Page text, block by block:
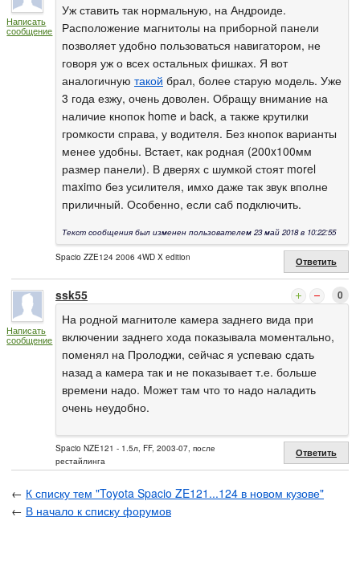
Написать
сообщение
Уж ставить так нормальную, на Андроиде.
Расположение магнитолы на приборной панели
позволяет удобно пользоваться навигатором, не
говоря уж о всех остальных фишках. Я вот
аналогичную такой брал, более старую модель. Уже
3 года езжу, очень доволен. Обращу внимание на
наличие кнопок home и back, а также крутилки
громкости справа, у водителя. Без кнопок варианты
менее удобны. Встает, как родная (200x100мм
размер панели). В дверях с шумкой стоят morel
maximo без усилителя, имхо даже так звук вполне
приличный. Особенно, если саб подключить.
Текст сообщения был изменен пользователем 23 май 2018 в 10:22:55
Spacio ZZE124 2006 4WD X edition Ответить
Написать
сообщение
ssk55 0
На родной магнитоле камера заднего вида при
включении заднего хода показывала моментально,
поменял на Пролоджи, сейчас я успеваю сдать
назад а камера так и не показывает т.е. больше
времени надо. Может там что то надо наладить
очень неудобно.
Spacio NZE121 - 1.5л, FF, 2003-07, после
рестайлинга
Ответить
← К списку тем "Toyota Spacio ZE121...124 в новом кузове"
← В начало к списку форумов